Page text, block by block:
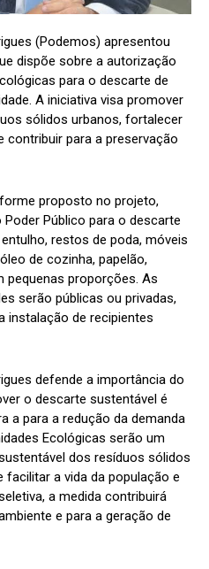
(Podemos) apresentou
dispõe sobre a autorização
para o descarte de
A iniciativa visa promover
sólidos urbanos, fortalecer
contribuir para a preservação
proposto no projeto,
Público para o descarte
restos de poda, móveis
de cozinha, papelão,
pequenas proporções. As
serão públicas ou privadas,
instalação de recipientes
defende a importância do
o descarte sustentável é
a para a redução da demanda
Ecológicas serão um
dos resíduos sólidos
facilitar a vida da população e
a medida contribuirá
e para a geração de